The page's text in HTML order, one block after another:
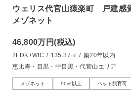
ウェリス代官山猿楽町 戸建感
メゾネット
46,800万円(税込)
2LDK+WIC / 135.37㎡ / 築20年以内
恵比寿・目黒・中目黒・代官山エリア
メゾネット 90㎡以上 ペット飼育可